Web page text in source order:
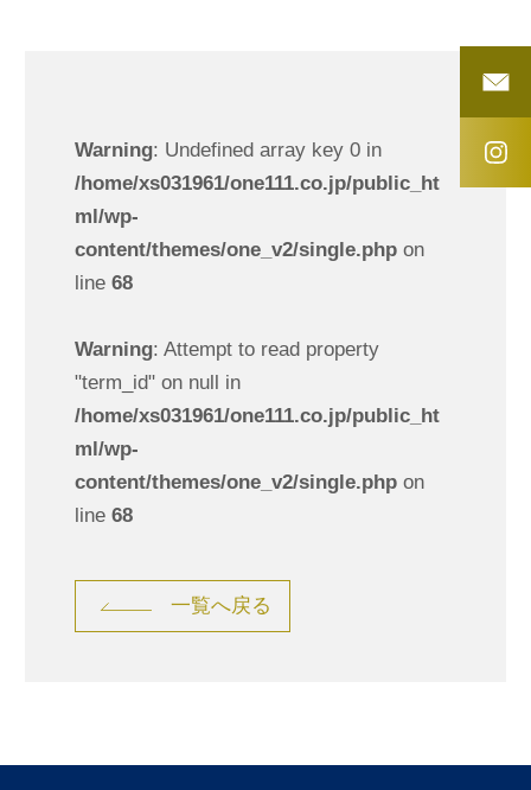
Warning: Undefined array key 0 in
/home/xs031961/one111.co.jp/public_ht
ml/wp-
content/themes/one_v2/single.phpon
line 68
Warning: Attempt to read property
"term_id" on null in
/home/xs031961/one111.co.jp/public_ht
ml/wp-
content/themes/one_v2/single.phpon
line 68
一覧へ戻る